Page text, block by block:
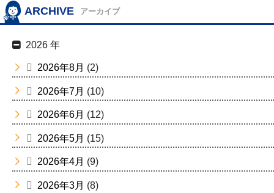
ARCHIVE アーカイブ
2026 年
2026年8月 (2)
2026年7月 (10)
2026年6月 (12)
2026年5月 (15)
2026年4月 (9)
2026年3月 (8)